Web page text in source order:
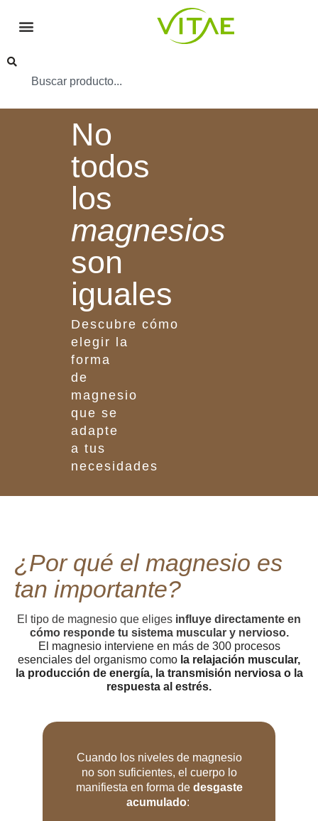
No
todos
los
magnesios
son
iguales
Descubre cómo
elegir la
forma
de
magnesio
que se
adapte
a tus
necesidades
¿Por qué el magnesio es
tan importante?
El tipo de magnesio que eliges influye directamente en
cómo responde tu sistema muscular y nervioso.
El magnesio interviene en más de 300 procesos
esenciales del organismo como la relajación muscular,
la producción de energía, la transmisión nerviosa o la
respuesta al estrés.
Cuando los niveles de magnesio
no son suficientes, el cuerpo lo
manifiesta en forma de desgaste
acumulado: